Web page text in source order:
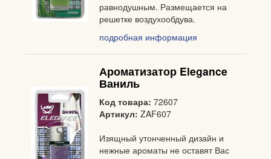
равнодушным. Размещается на
решетке воздухообдува.
подробная информация
Ароматизатор Elegance
Ваниль
Код товара: 72607
Артикул: ZAF607
Изящный утонченный дизайн и
нежные ароматы не оставят Вас